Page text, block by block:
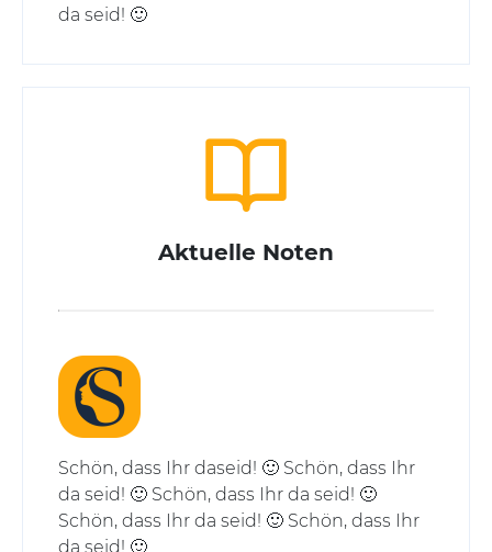
da seid! 🙂
Aktuelle Noten
Schön, dass Ihr daseid! 🙂 Schön, dass Ihr
da seid! 🙂 Schön, dass Ihr da seid! 🙂
Schön, dass Ihr da seid! 🙂 Schön, dass Ihr
da seid! 🙂